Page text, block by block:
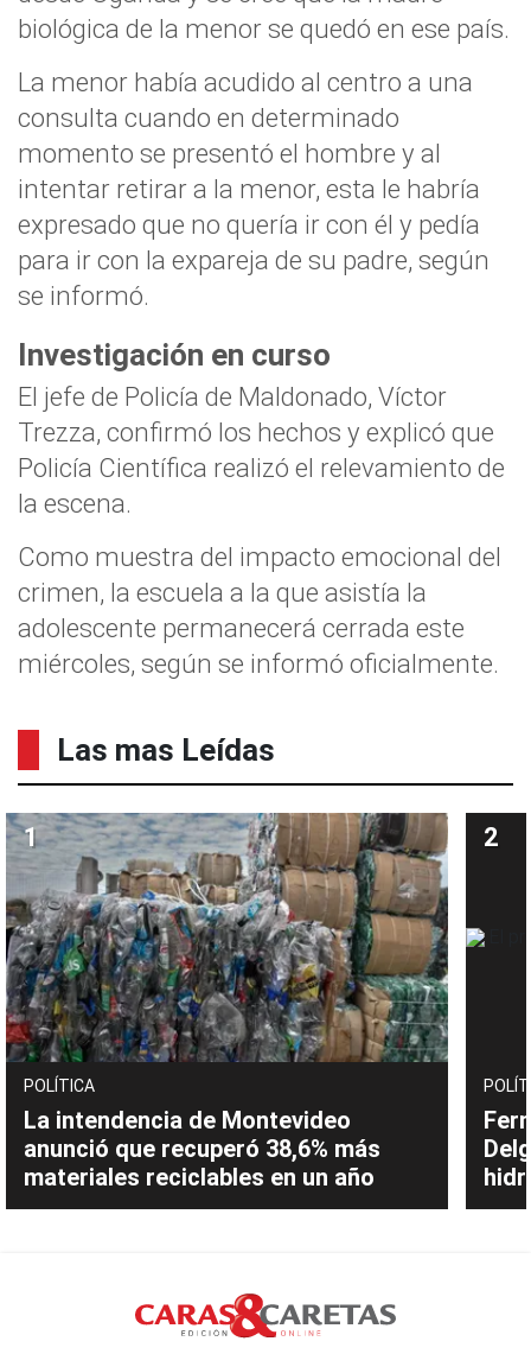
biológica de la menor se quedó en ese país.
La menor había acudido al centro a una
consulta cuando en determinado
momento se presentó el hombre y al
intentar retirar a la menor, esta le habría
expresado que no quería ir con él y pedía
para ir con la expareja de su padre, según
se informó.
Investigación en curso
El jefe de Policía de Maldonado, Víctor
Trezza, confirmó los hechos y explicó que
Policía Científica realizó el relevamiento de
la escena.
Como muestra del impacto emocional del
crimen, la escuela a la que asistía la
adolescente permanecerá cerrada este
miércoles, según se informó oficialmente.
Las mas Leídas
POLÍTICA
La intendencia de Montevideo
anunció que recuperó 38,6% más
materiales reciclables en un año